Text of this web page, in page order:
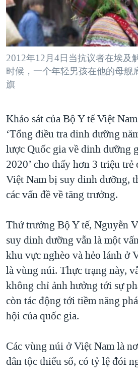
"Tìm"NGƯỜI VIỆT HẢI NGOẠI
ĐỜI SỐNG
KINH TẾ
KHOA HỌC
THỂ THAO
GIÁO DỤC
TẠI
HÀNH TRÌNH BẦU CỬ 2024
MỘT NĂM CHIẾN TRANH TẠI DẢI
GIẢI MÃ VÀNH ĐAI & CON ĐƯỜNG
NGÀY TỊ NẠN THẾ GIỚI
CHI PHÍ CHIẾN TRANH
CÁC GIÁ TRỊ CỘNG HÒA Ở VIỆT
THƯỢNG ĐỈNH TRUMP-KIM TẠI
TRỊNH VĨNH BÌNH VS. CHÍNH PHỦ
NGƯ DÂN VIỆT VÀ LÀN SÓNG
BÊN KIA QUỐC LỘ: TIẾNG VỌNG
QUAN HỆ VIỆT MỸ
VIDEO
NGHE
MẠNG XÃ HỘI
2012年12月4日当抗议者在埃及
时候，一个年轻男孩在他的母舰
旗
Khảo sát của Bộ Y tế Việt
‘Tổng điều tra dinh dưỡng
lược Quốc gia về dinh dưỡng
2020’ cho thấy hơn 3 triệu
Việt Nam bị suy dinh dưỡng,
các vấn đề về tăng trưởng.
Thứ trưởng Bộ Y tế, Nguyễn
suy dinh dưỡng vẫn là một
khu vực nghèo và hẻo lánh ở
là vùng núi. Thực trạng này,
không chỉ ảnh hưởng tới sự
còn tác động tới tiềm năng
hội của quốc gia.
Các vùng núi ở Việt Nam là
dân tộc thiểu số, có tỷ lệ đói